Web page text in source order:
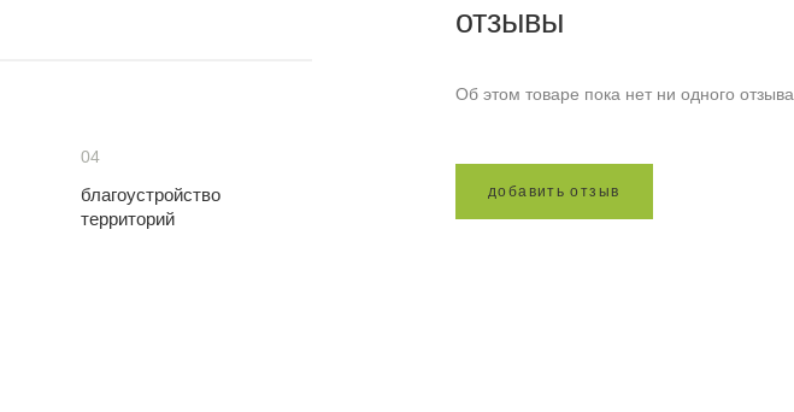
04
благоустройство
территорий
отзывы
Об этом товаре пока нет ни одного отзыва
до бавить о тз ыв